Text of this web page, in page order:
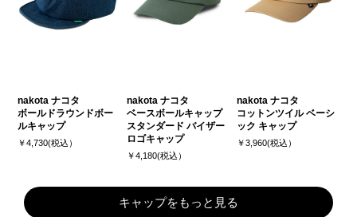
nakota ナコタ
ボールドラウンドボー
ルキャップ
￥4,730(税込）
nakota ナコタ
ベースボールキャップ
スタンダード バイザー
ロゴキャップ
￥4,180(税込）
nakota ナコタ
コットンツイル ベーシ
ック キャップ
￥3,960(税込）
キャップをもっと見る